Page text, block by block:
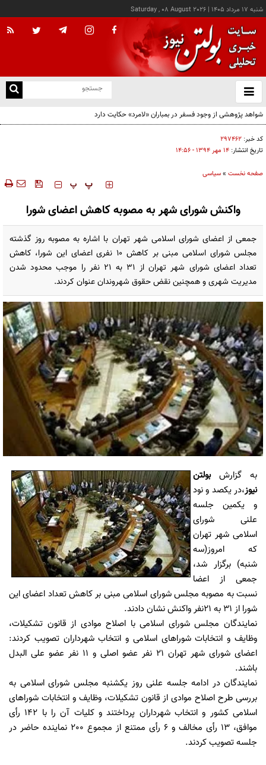
شنبه ۱۷ مرداد ۱۴۰۵ |
Saturday , 08 August 2026
باز
و
خاصیت عجیب رژیم اشغالگر قدس از زبان دیپلمات سازمان ملل
کد خبر: ۲۹۷۴۶۲
تاریخ انتشار: ۱۴ مهر ۱۳۹۴ - ۱۴:۵۶
صفحه نخست »سیاسی
‍‍‍ پ پ
واکنش شورای شهر به مصوبه کاهش اعضای شورا
جمعی از اعضای شورای اسلامی شهر تهران با اشاره به مصوبه روز گذشته
مجلس شورای اسلامی مبنی بر کاهش 10 نفری اعضای این شورا، کاهش
تعداد اعضای شورای شهر تهران از 31 به 21 نفر را موجب محدود شدن
مدیریت شهری و همچنین نقض حقوق شهروندان عنوان کردند.
به گزارشبولتن
نیوز،در یکصد و نود
و یکمین جلسه
علنی شورای
اسلامی شهر تهران
که امروز(سه
شنبه) برگزار شد،
جمعی از اعضا
نسبت به مصوبه مجلس شورای اسلامی مبنی بر کاهش تعداد اعضای این
شورا از 31 به 21نفر واکنش نشان دادند.
نمایندگان مجلس شورای اسلامی با اصلاح موادی از قانون تشکیلات،
وظایف و انتخابات شوراهای اسلامی و انتخاب شهرداران تصویب کردند:
اعضای شورای شهر تهران 21 نفر عضو اصلی و 11 نفر عضو علی البدل
باشند.
نمایندگان در ادامه جلسه علنی روز یکشنبه مجلس شورای اسلامی به
بررسی طرح اصلاح موادی از قانون تشکیلات، وظایف و انتخابات شوراهای
اسلامی کشور و انتخاب شهرداران پرداختند و کلیات آن را با 142 رأی
موافق، 13 رأی مخالف و 6 رأی ممتنع از مجموع 200 نماینده حاضر در
جلسه تصویب کردند.